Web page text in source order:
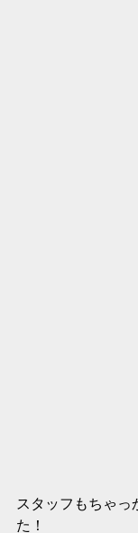
スタッフもちゃっ
た！